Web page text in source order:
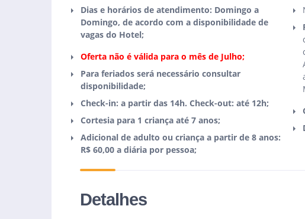
Dias e horários de atendimento: Domingo a
Domingo, de acordo com a disponibilidade de
vagas do Hotel;
Oferta não é válida para o mês de Julho;
Para feriados será necessário consultar
disponibilidade;
Check-in: a partir das 14h. Check-out: até 12h;
Cortesia para 1 criança até 7 anos;
Adicional de adulto ou criança a partir de 8 anos:
R$ 60,00 a diária por pessoa;
Detalhes